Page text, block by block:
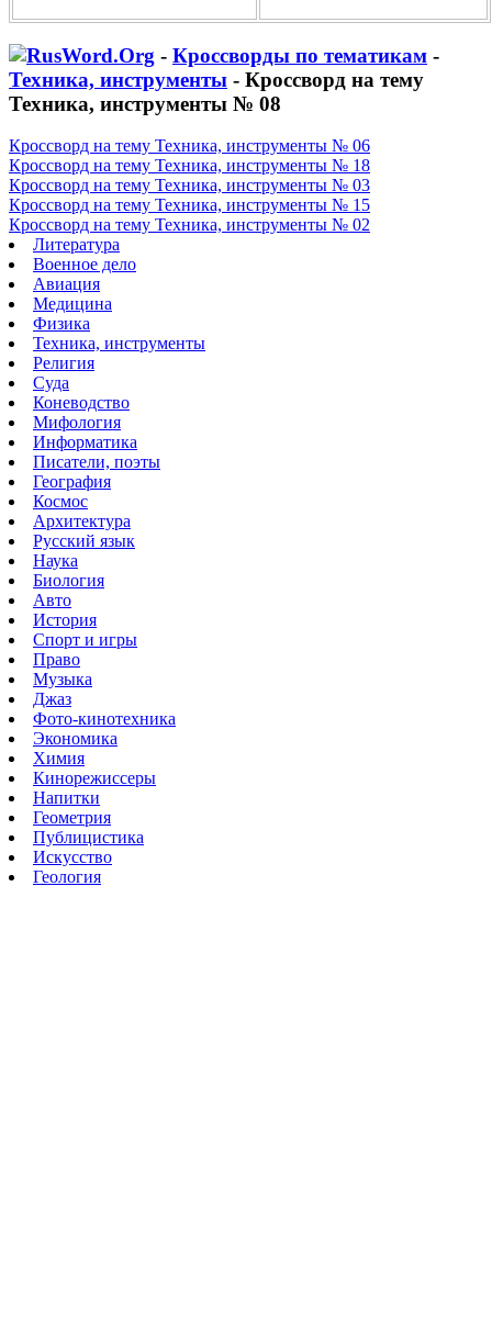
- Кроссворды по тематикам -
Техника, инструменты - Кроссворд на тему
Техника, инструменты № 08
Кроссворд на тему Техника, инструменты № 06
Кроссворд на тему Техника, инструменты № 18
Кроссворд на тему Техника, инструменты № 03
Кроссворд на тему Техника, инструменты № 15
Кроссворд на тему Техника, инструменты № 02
Литература
Военное дело
Авиация
Медицина
Физика
Техника, инструменты
Религия
Суда
Коневодство
Мифология
Информатика
Писатели, поэты
География
Космос
Архитектура
Русский язык
Наука
Биология
Авто
История
Спорт и игры
Право
Музыка
Джаз
Фото-кинотехника
Экономика
Химия
Кинорежиссеры
Напитки
Геометрия
Публицистика
Искусство
Геология